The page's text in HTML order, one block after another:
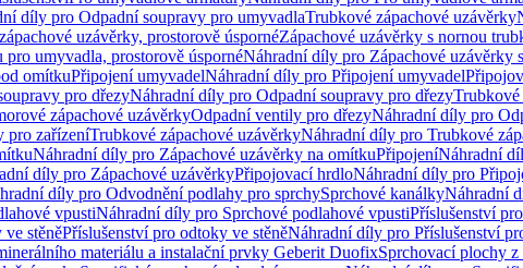
díly pro Odpadní soupravy pro umyvadlaTrubkové zápachové uzávěrky
uzávěrky, prostorově úspornéZápachové uzávěrky s nornou
umyvadla, prostorově úspornéNáhradní díly pro Zápachové uzávěrky
omítkuPřipojení umyvadelNáhradní díly pro Připojení umyvadel
pro dřezyNáhradní díly pro Odpadní soupravy pro dřezyTrubkové
zápachové uzávěrkyOdpadní ventily pro dřezyNáhradní díly pro
pro zařízeníTrubkové zápachové uzávěrkyNáhradní díly pro Trubkové
Náhradní díly pro Zápachové uzávěrky na omítkuPřipojeníNáhradní
díly pro Zápachové uzávěrkyPřipojovací hrdloNáhradní díly pro
díly pro Odvodnění podlahy pro sprchySprchové kanálkyNáhradní
vpustiNáhradní díly pro Sprchové podlahové vpustiPříslušenství
stěněPříslušenství pro odtoky ve stěněNáhradní díly pro Příslušenství
materiálu a instalační prvky Geberit DuofixSprchovací plochy